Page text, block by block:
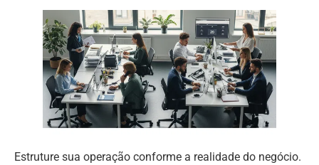
Estruture sua operação conforme a realidade do negócio.